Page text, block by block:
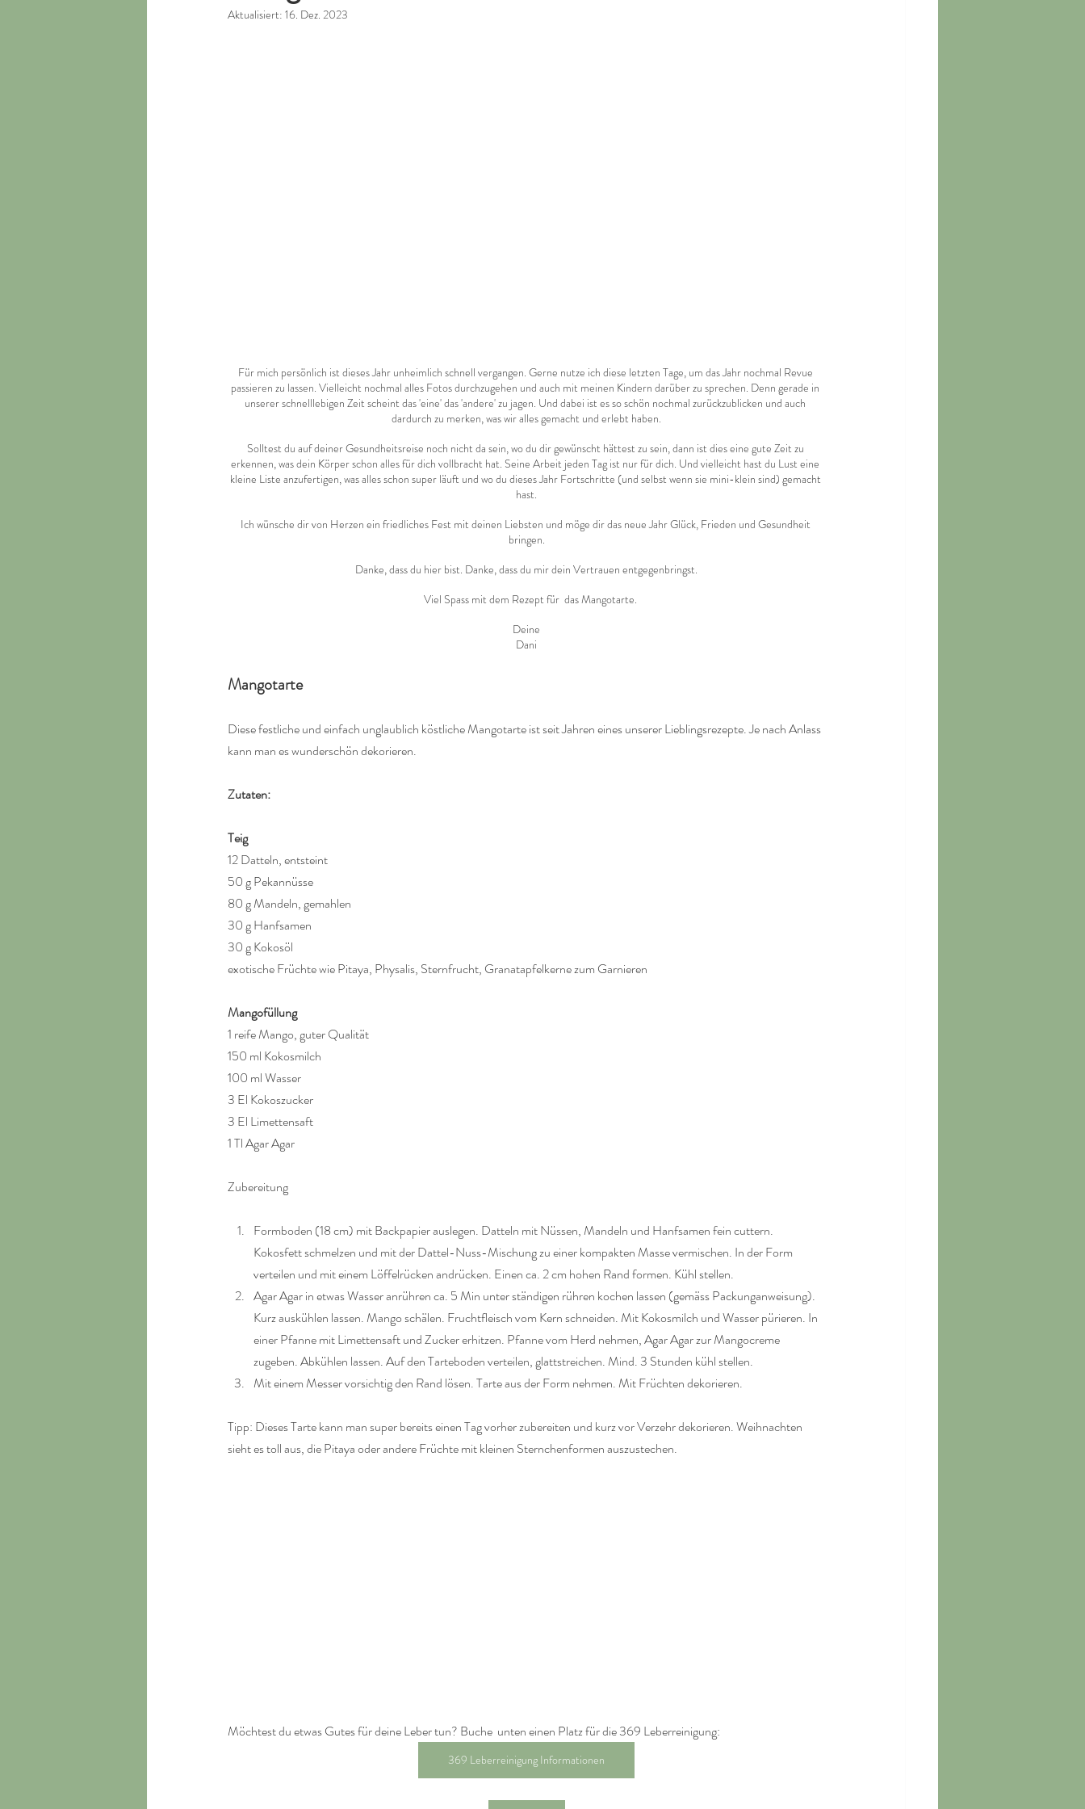
Aktualisiert: 16. Dez. 2023
Für mich persönlich ist dieses Jahr unheimlich schnell vergangen. Gerne nutze ich diese letzten Tage, um das Jahr nochmal Revue
passieren zu lassen. Vielleicht nochmal alles Fotos durchzugehen und auch mit meinen Kindern darüber zu sprechen. Denn gerade in
unserer schnelllebigen Zeit scheint das 'eine' das 'andere' zu jagen. Und dabei ist es so schön nochmal zurückzublicken und auch
dardurch zu merken, was wir alles gemacht und erlebt haben.
Solltest du auf deiner Gesundheitsreise noch nicht da sein, wo du dir gewünscht hättest zu sein, dann ist dies eine gute Zeit zu
erkennen, was dein Körper schon alles für dich vollbracht hat. Seine Arbeit jeden Tag ist nur für dich. Und vielleicht hast du Lust eine
kleine Liste anzufertigen, was alles schon super läuft und wo du dieses Jahr Fortschritte (und selbst wenn sie mini-klein sind) gemacht
hast.
Ich wünsche dir von Herzen ein friedliches Fest mit deinen Liebsten und möge dir das neue Jahr Glück, Frieden und Gesundheit
bringen.
Danke, dass du hier bist. Danke, dass du mir dein Vertrauen entgegenbringst.
   Viel Spass mit dem Rezept für  das Mangotarte.
Deine
Dani
Mangotarte
Diese festliche und einfach unglaublich köstliche Mangotarte ist seit Jahren eines unserer Lieblingsrezepte. Je nach Anlass
kann man es wunderschön dekorieren.
Zutaten:
Teig
12 Datteln, entsteint
50 g Pekannüsse
80 g Mandeln, gemahlen
30 g Hanfsamen
30 g Kokosöl
exotische Früchte wie Pitaya, Physalis, Sternfrucht, Granatapfelkerne zum Garnieren
Mangofüllung
1 reife Mango, guter Qualität
150 ml Kokosmilch
100 ml Wasser
3 El Kokoszucker
3 El Limettensaft
1 Tl Agar Agar
Zubereitung
Formboden (18 cm) mit Backpapier auslegen. Datteln mit Nüssen, Mandeln und Hanfsamen fein cuttern.
Kokosfett schmelzen und mit der Dattel-Nuss-Mischung zu einer kompakten Masse vermischen. In der Form
verteilen und mit einem Löffelrücken andrücken. Einen ca. 2 cm hohen Rand formen. Kühl stellen.
Agar Agar in etwas Wasser anrühren ca. 5 Min unter ständigen rühren kochen lassen (gemäss Packunganweisung).
Kurz auskühlen lassen. Mango schälen. Fruchtfleisch vom Kern schneiden. Mit Kokosmilch und Wasser pürieren. In
einer Pfanne mit Limettensaft und Zucker erhitzen. Pfanne vom Herd nehmen, Agar Agar zur Mangocreme
zugeben. Abkühlen lassen. Auf den Tarteboden verteilen, glattstreichen. Mind. 3 Stunden kühl stellen.
Mit einem Messer vorsichtig den Rand lösen. Tarte aus der Form nehmen. Mit Früchten dekorieren.
Tipp: Dieses Tarte kann man super bereits einen Tag vorher zubereiten und kurz vor Verzehr dekorieren. Weihnachten
sieht es toll aus, die Pitaya oder andere Früchte mit kleinen Sternchenformen auszustechen.
Möchtest du etwas Gutes für deine Leber tun? Buche  unten einen Platz für die 369 Leberreinigung:
369 Leberreinigung Informationen